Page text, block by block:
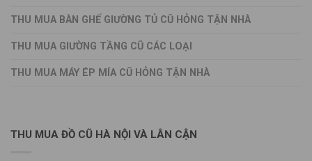
THU MUA BÀN GHẾ GIƯỜNG TỦ CŨ HỎNG TẬN NHÀ
THU MUA GIƯỜNG TẦNG CŨ CÁC LOẠI
THU MUA MÁY ÉP MÍA CŨ HỎNG TẬN NHÀ
THU MUA ĐỒ CŨ HÀ NỘI VÀ LÂN CẬN